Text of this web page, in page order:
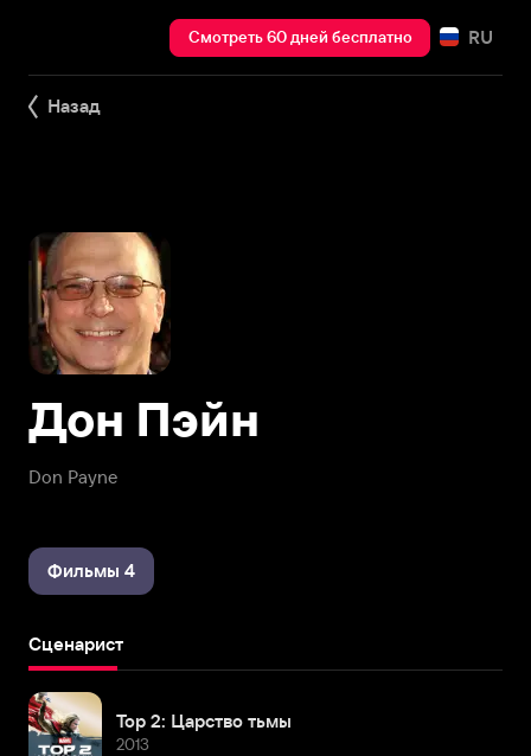
Смотреть 60 дней бесплатно RU
Назад
Don Payne
Дон Пэйн
Фильмы 4
Сценарист
Тор 2: Царство тьмы
2013